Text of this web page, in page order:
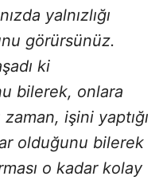
yalnızlığı
görürsünüz.
ki
bilerek, onlara
işini yaptığı
olduğunu bilerek
o kadar kolay